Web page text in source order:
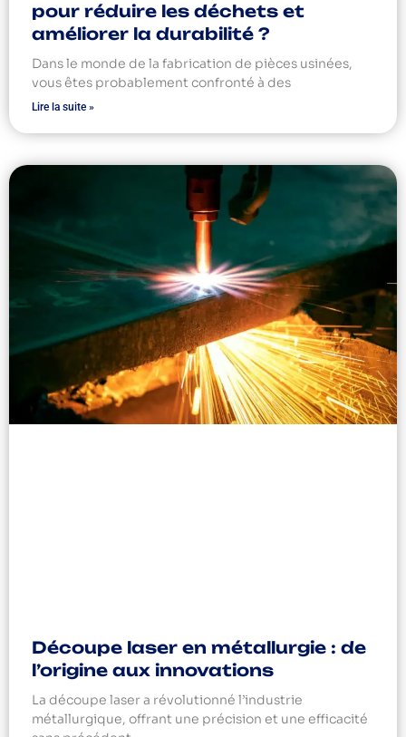
pour réduire les déchets et
améliorer la durabilité ?
Dans le monde de la fabrication de pièces usinées,
vous êtes probablement confronté à des
Lire la suite »
Découpe laser en métallurgie : de
l’origine aux innovations
La découpe laser a révolutionné l’industrie
métallurgique, offrant une précision et une efficacité